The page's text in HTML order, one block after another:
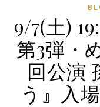
9/7(土)
第3弾・
回公演
う』入